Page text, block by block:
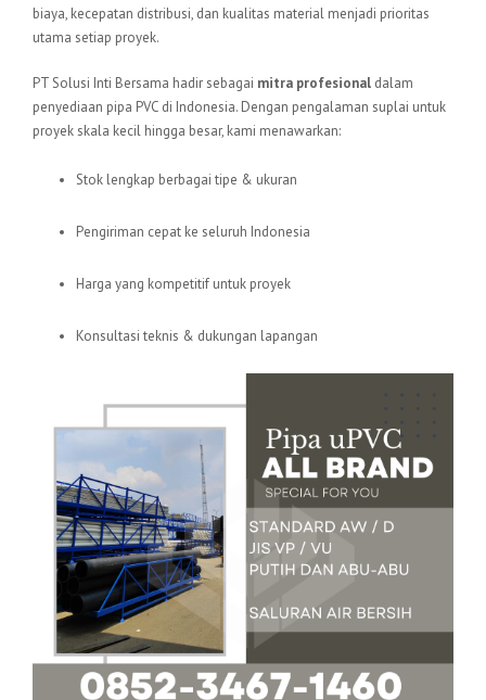
biaya, kecepatan distribusi, dan kualitas material menjadi prioritas
utama setiap proyek.
PT Solusi Inti Bersama hadir sebagai mitra profesional dalam
penyediaan pipa PVC di Indonesia. Dengan pengalaman suplai untuk
proyek skala kecil hingga besar, kami menawarkan:
Stok lengkap berbagai tipe & ukuran
Pengiriman cepat ke seluruh Indonesia
Harga yang kompetitif untuk proyek
Konsultasi teknis & dukungan lapangan